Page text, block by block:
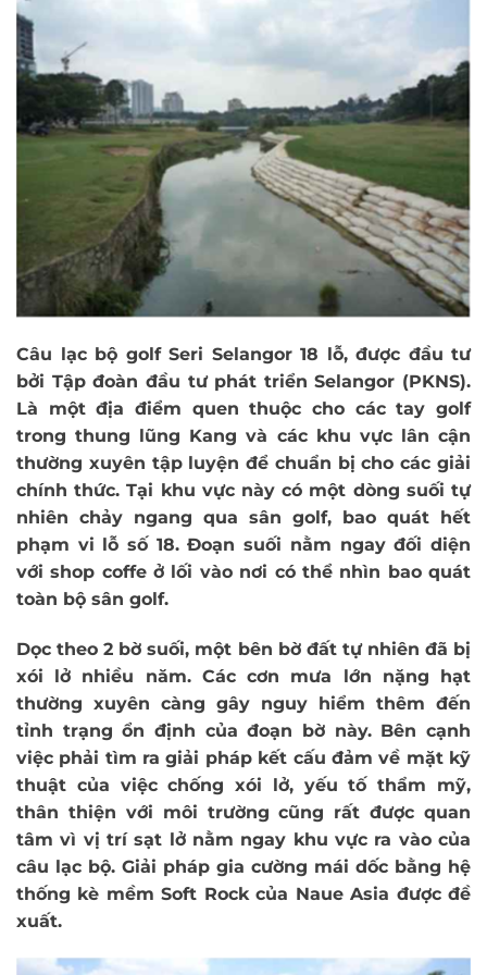
Câu lạc bộ golf Seri Selangor 18 lỗ, được đầu tư
bởi Tập đoàn đầu tư phát triển Selangor (PKNS).
Là một địa điểm quen thuộc cho các tay golf
trong thung lũng Kang và các khu vực lân cận
thường xuyên tập luyện để chuẩn bị cho các giải
chính thức. Tại khu vực này có một dòng suối tự
nhiên chảy ngang qua sân golf, bao quát hết
phạm vi lỗ số 18. Đoạn suối nằm ngay đối diện
với shop coffe ở lối vào nơi có thể nhìn bao quát
toàn bộ sân golf.
Dọc theo 2 bờ suối, một bên bờ đất tự nhiên đã bị
xói lở nhiều năm. Các cơn mưa lớn nặng hạt
thường xuyên càng gây nguy hiểm thêm đến
tỉnh trạng ổn định của đoạn bờ này. Bên cạnh
việc phải tìm ra giải pháp kết cấu đảm về mặt kỹ
thuật của việc chống xói lở, yếu tố thẩm mỹ,
thân thiện với môi trường cũng rất được quan
tâm vì vị trí sạt lở nằm ngay khu vực ra vào của
câu lạc bộ. Giải pháp gia cường mái dốc bằng hệ
thống kè mềm Soft Rock của Naue Asia được đề
xuất.